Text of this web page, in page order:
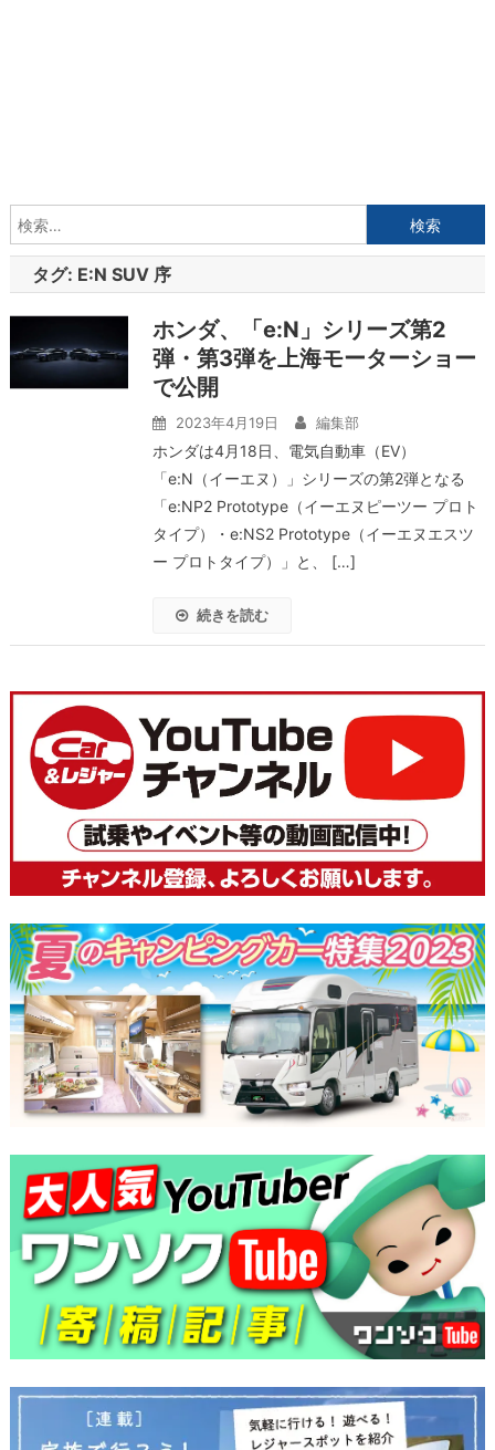
索:
タグ: E:N SUV 序
ホンダ、「e:N」シリーズ第2
弾・第3弾を上海モーターショー
で公開
2023年4月19日 編集部
ホンダは4月18日、電気自動車（EV）
「e:N（イーエヌ）」シリーズの第2弾となる
「e:NP2 Prototype（イーエヌピーツー プロト
タイプ）・e:NS2 Prototype（イーエヌエスツ
ー プロトタイプ）」と、 […]
続きを読む